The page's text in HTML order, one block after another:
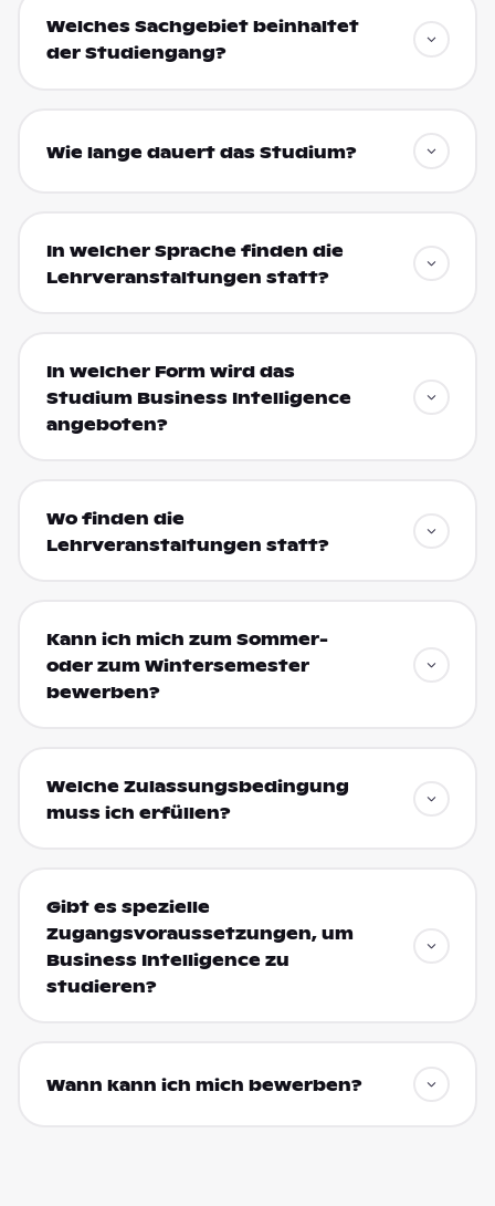
Welches Sachgebiet beinhaltet
der Studiengang?
Wie lange dauert das Studium?
In welcher Sprache finden die
Lehrveranstaltungen statt?
In welcher Form wird das
Studium Business Intelligence
angeboten?
Wo finden die
Lehrveranstaltungen statt?
Kann ich mich zum Sommer-
oder zum Wintersemester
bewerben?
Welche Zulassungsbedingung
muss ich erfüllen?
Gibt es spezielle
Zugangsvoraussetzungen, um
Business Intelligence zu
studieren?
Wann kann ich mich bewerben?